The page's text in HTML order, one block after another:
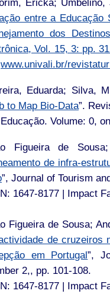
Éricka;
entre a
dos
Vol. 15, 3: pp.
www.univali.br/
Eduarda; Silva,
to Map Bio-Data”.
Volume: 0,
Figueira de
de infra-
”, Journal of Tourism
1647-8177 | Impact
Figueira de Sousa;
de cruzeiros
em Portugal”,
2,, pp. 101-108.
1647-8177 | Impact